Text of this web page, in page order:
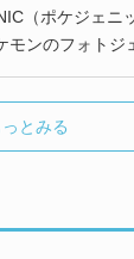
（ポケジェニ
モンのフォトジ
っとみる